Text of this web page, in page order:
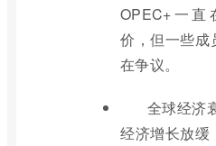
OPEC+一
价，但一些成
在争议。
全球经济
经济增长放缓